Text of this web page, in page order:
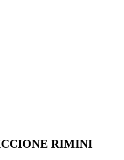
RIMINI